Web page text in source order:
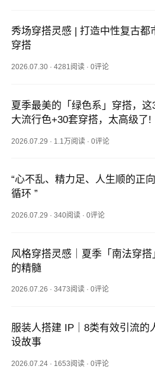
秀场穿搭灵感 | 打造中性复古都
穿搭
2026.07.30 ·4281阅读 ·0评论
夏季最美的「绿色系」穿搭，这
大流行色+30套穿搭，太高级了!
2026.07.29 · 1.1万阅读 ·0评论
“心不乱、精力足、人生顺的正向
循环 ”
2026.07.29 ·340阅读 ·0评论
风格穿搭灵感｜夏季「南法穿搭
的精髓
2026.07.26 ·3473阅读 ·0评论
服装人搭建 IP｜8类有效引流的
设故事
2026.07.24 · 1653阅读 ·0评论